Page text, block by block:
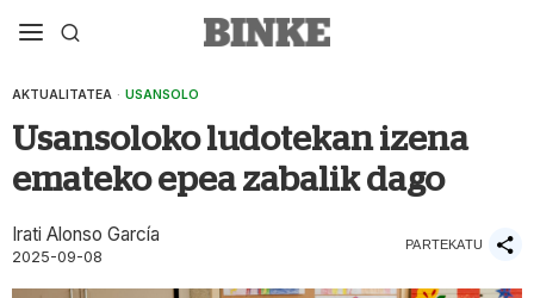
AKTUALITATEA · USANSOLO
Usansoloko ludotekan izena
emateko epea zabalik dago
Irati Alonso García
2025-09-08
PARTEKATU